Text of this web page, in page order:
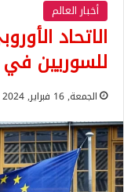
أخبار العالم
الاتحاد
للسوريين
الجمعة, 16 فبراير, 2024